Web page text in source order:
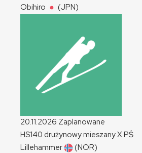
Obihiro
(JPN)
20.11.2026 Zaplanowane
HS140 drużynowy mieszanyXPŚ
Lillehammer
(NOR)